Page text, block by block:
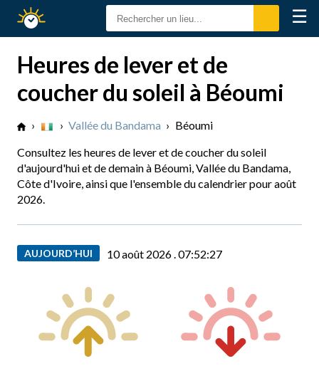
Calendrier
Solaire
☰
Heures de lever et de
coucher du soleil à Béoumi
› › Vallée du Bandama › Béoumi
Consultez les heures de lever et de coucher du soleil
d'aujourd'hui et de demain à Béoumi, Vallée du Bandama,
Côte d'Ivoire, ainsi que l'ensemble du calendrier pour août
2026.
AUJOURD’HUI 10 août 2026 .07:52:28